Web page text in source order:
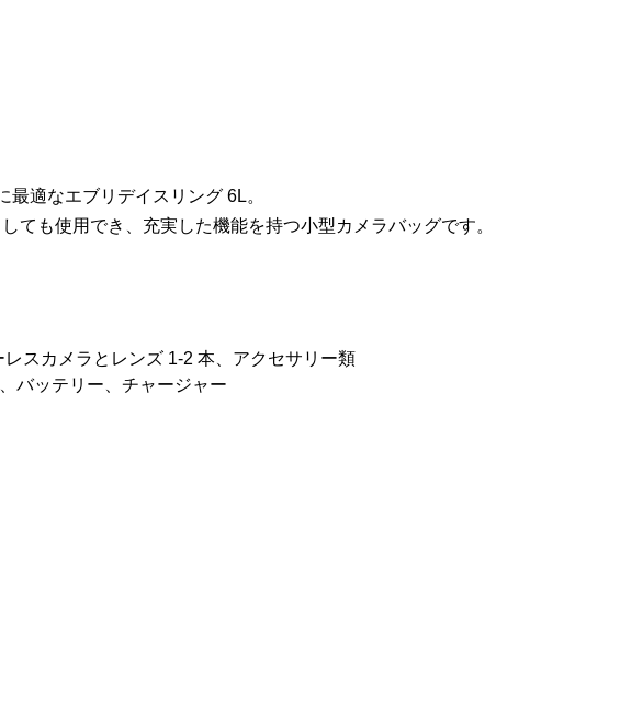
適なエブリデイスリング 6L。
ても使用でき、充実した機能を持つ小型カメラバッグです。
スカメラとレンズ 1-2 本、アクセサリー類
バッテリー、チャージャー